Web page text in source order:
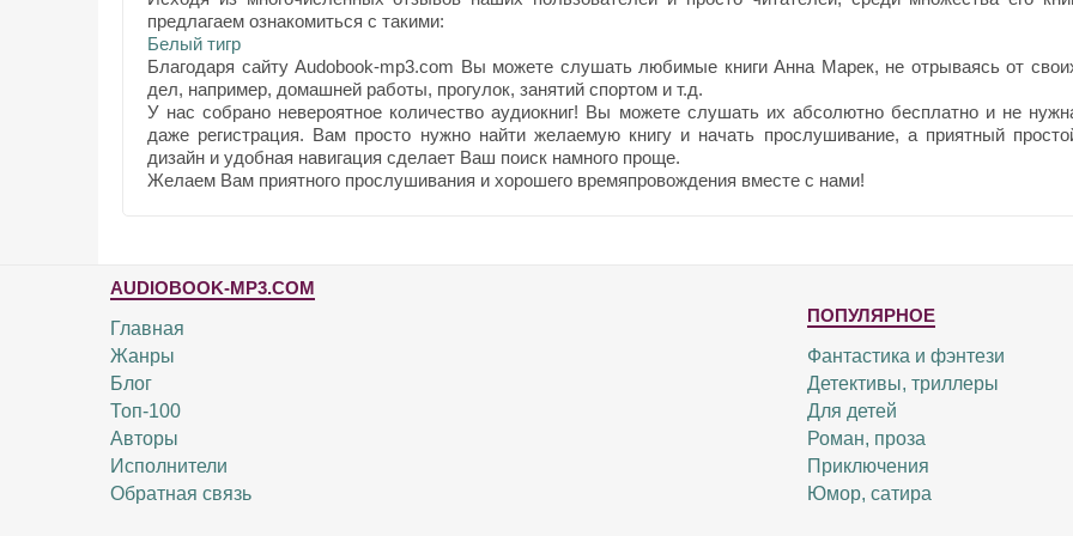
предлагаем ознакомиться с такими:
Белый тигр
Благодаря сайту Audobook-mp3.com Вы можете слушать любимые книги Анна Марек, не отрываясь от
дел, например, домашней работы, прогулок, занятий спортом и т.д.
У нас собрано невероятное количество аудиокниг! Вы можете слушать их абсолютно бесплатно и не
даже регистрация. Вам просто нужно найти желаемую книгу и начать прослушивание, а приятный
дизайн и удобная навигация сделает Ваш поиск намного проще.
Желаем Вам приятного прослушивания и хорошего времяпровождения вместе с нами!
AUDIOBOOK-MP3.COM
Главная
Жанры
Блог
Топ-100
Авторы
Исполнители
Обратная связь
ПОПУЛЯРНОЕ
Фантастика и фэнтези
Детективы, триллеры
Для детей
Роман, проза
Приключения
Юмор, сатира